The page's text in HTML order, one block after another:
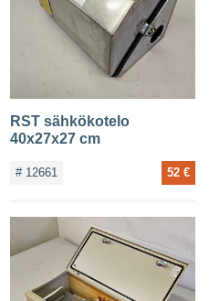
RST sähkökotelo
40x27x27 cm
# 12661 52 €